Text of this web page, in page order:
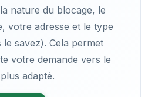
nature du blocage, le
votre adresse et le type
savez). Cela permet
votre demande vers le
adapté.